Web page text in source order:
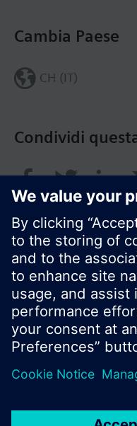
Condividi
Cambia Paese
CH (IT)
© Siemens
I prodotti e i pressi
Termini d'utilizzo